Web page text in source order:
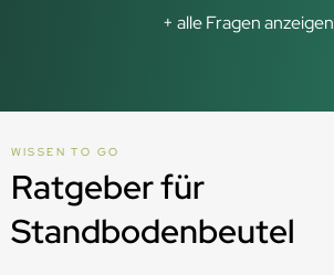
+ alle Fragen anzeigen
WISSEN TO GO
Ratgeber für
Standbodenbeutel